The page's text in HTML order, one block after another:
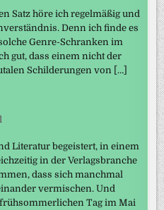
Satz höre ich regelmäßig und
Denn ich finde es
Genre-Schranken im
gut, dass einem nicht der
Schilderungen von […]
Literatur begeistert, in einem
in der Verlagsbranche
dass sich manchmal
vermischen. Und
Tag im Mai